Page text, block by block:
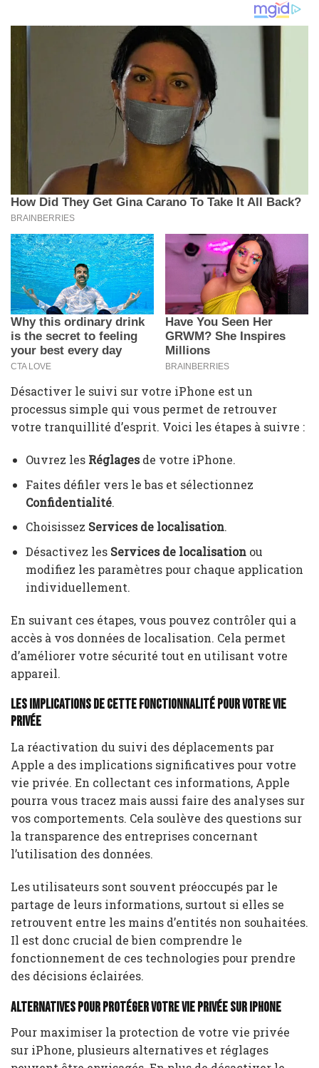
Désactiver le suivi sur votre iPhone est un
processus simple qui vous permet de retrouver
votre tranquillité d’esprit. Voici les étapes à suivre :
Ouvrez les Réglagesde votre iPhone.
Faites défiler vers le bas et sélectionnez
Confidentialité.
Choisissez Services de localisation.
Désactivez les Services de localisationou
modifiez les paramètres pour chaque application
individuellement.
En suivant ces étapes, vous pouvez contrôler qui a
accès à vos données de localisation. Cela permet
d’améliorer votre sécurité tout en utilisant votre
appareil.
Les implications de cette fonctionnalité pour votre vie
privée
La réactivation du suivi des déplacements par
Apple a des implications significatives pour votre
vie privée. En collectant ces informations, Apple
pourra vous tracez mais aussi faire des analyses sur
vos comportements. Cela soulève des questions sur
la transparence des entreprises concernant
l’utilisation des données.
Les utilisateurs sont souvent préoccupés par le
partage de leurs informations, surtout si elles se
retrouvent entre les mains d’entités non souhaitées.
Il est donc crucial de bien comprendre le
fonctionnement de ces technologies pour prendre
des décisions éclairées.
Alternatives pour protéger votre vie privée sur iPhone
Pour maximiser la protection de votre vie privée
sur iPhone, plusieurs alternatives et réglages